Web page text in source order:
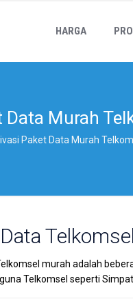
HARGA
Data Murah
Paket Data Murah
murah adalah
Telkomsel seperti